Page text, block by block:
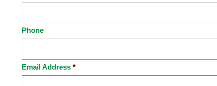
Phone
Email Address *